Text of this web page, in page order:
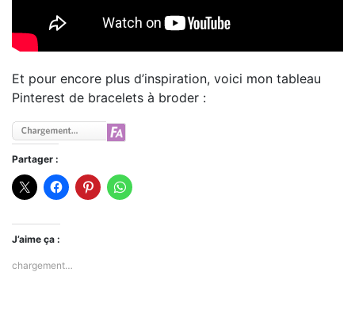
Et pour encore plus d’inspiration, voici mon tableau
Pinterest de bracelets à broder :
Partager :
J’aime ça :
chargement…